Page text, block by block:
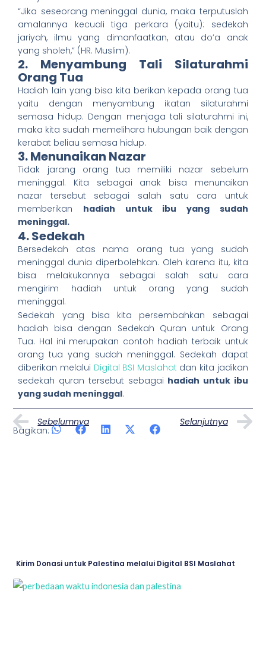
“Jika seseorang meninggal dunia, maka terputuslah
amalannya kecuali tiga perkara (yaitu): sedekah
jariyah, ilmu yang dimanfaatkan, atau do’a anak
yang sholeh,” (HR. Muslim).
2. Menyambung Tali Silaturahmi
Orang Tua
Hadiah lain yang bisa kita berikan kepada orang tua
yaitu dengan menyambung ikatan silaturahmi
semasa hidup. Dengan menjaga tali silaturahmi ini,
maka kita sudah memelihara hubungan baik dengan
kerabat beliau semasa hidup.
3. Menunaikan Nazar
Tidak jarang orang tua memiliki nazar sebelum
meninggal. Kita sebagai anak bisa menunaikan
nazar tersebut sebagai salah satu cara untuk
memberikan hadiah untuk ibu yang sudah
meninggal.
4. Sedekah
Bersedekah atas nama orang tua yang sudah
meninggal dunia diperbolehkan. Oleh karena itu, kita
bisa melakukannya sebagai salah satu cara
mengirim hadiah untuk orang yang sudah
meninggal.
Sedekah yang bisa kita persembahkan sebagai
hadiah bisa dengan Sedekah Quran untuk Orang
Tua. Hal ini merupakan contoh hadiah terbaik untuk
orang tua yang sudah meninggal. Sedekah dapat
diberikan melalui Digital BSI Maslahat dan kita jadikan
sedekah quran tersebut sebagai hadiah untuk ibu
yang sudah meninggal.
Prev
Sebelumnya Selanjutnya
Bagikan:
Kirim Donasi untuk Palestina melalui Digital BSI Maslahat